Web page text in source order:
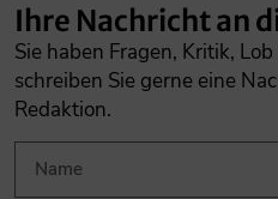
Ihre Nachricht an
Sie haben Fragen, Kritik,
schreiben Sie gerne eine
Redaktion.